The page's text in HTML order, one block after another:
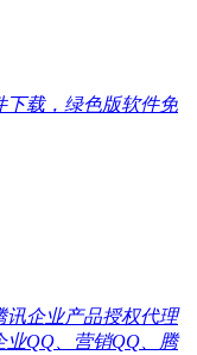
下载，绿色版软件免
讯企业产品授权代理
QQ、营销QQ、腾